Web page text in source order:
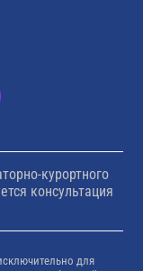
курортного
консультация
для